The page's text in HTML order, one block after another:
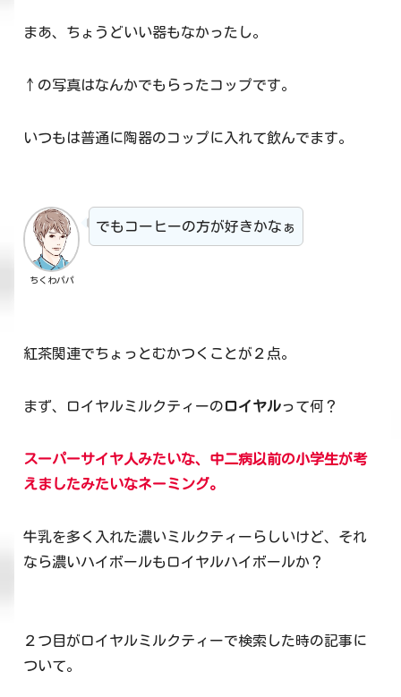
まあ、ちょうどいい器もなかったし。
↑の写真はなんかでもらったコップです。
いつもは普通に陶器のコップに入れて飲んでます。
ちくわパパ
でもコーヒーの方が好きかなぁ
紅茶関連でちょっとむかつくことが２点。
まず、ロイヤルミルクティーのロイヤルって何？
スーパーサイヤ人みたいな、中二病以前の小学生が考
えましたみたいなネーミング。
牛乳を多く入れた濃いミルクティーらしいけど、それ
なら濃いハイボールもロイヤルハイボールか？
２つ目がロイヤルミルクティーで検索した時の記事に
ついて。